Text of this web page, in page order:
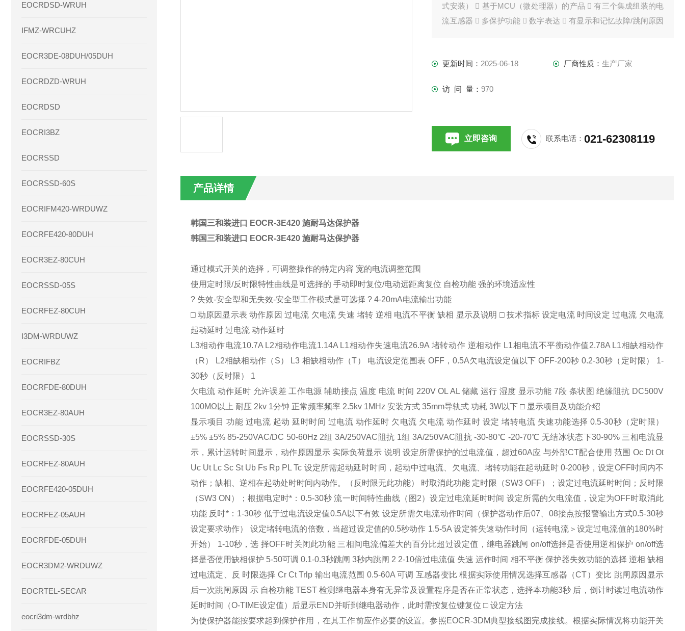
EOCRDSD-WRUH
IFMZ-WRCUHZ
EOCR3DE-08DUH/05DUH
EOCRDZD-WRUH
EOCRDSD
EOCRI3BZ
EOCRSSD
EOCRSSD-60S
EOCRIFM420-WRDUWZ
EOCRFE420-80DUH
EOCR3EZ-80CUH
EOCRSSD-05S
EOCRFEZ-80CUH
I3DM-WRDUWZ
EOCRIFBZ
EOCRFDE-80DUH
EOCR3EZ-80AUH
EOCRSSD-30S
EOCRFEZ-80AUH
EOCRFE420-05DUH
EOCRFEZ-05AUH
EOCRFDE-05DUH
EOCR3DM2-WRDUWZ
EOCRTEL-SECAR
eocri3dm-wrdbhz
式安装）  基于MCU（微处理器）的产品  有三个集成组装的电
流互感器  多保护功能  数字表达  有显示和记忆故障/跳闸原因
更新时间： 2025-06-18 厂商性质： 生产厂家
访 问 量：970
立即咨询 联系电话：021-62308119
产品详情
韩国三和装进口 EOCR-3E420 施耐马达保护器
韩国三和装进口 EOCR-3E420 施耐马达保护器
通过模式开关的选择，可调整操作的特定内容 宽的电流调整范围
使用定时限/反时限特性曲线是可选择的 手动即时复位/电动远距离复位 自检功能 强的环境适应性
? 失效-安全型和无失效-安全型工作模式是可选择 ? 4-20mA电流输出功能
□ 动原因显示表 动作原因 过电流 欠电流 失速 堵转 逆相 电流不平衡 缺相 显示及说明 □ 技术指标 设定电流 时间设定 过电流 欠电流
起动延时 过电流 动作延时
L3相动作电流10.7A L2相动作电流1.14A L1相动作失速电流26.9A 堵转动作 逆相动作 L1相电流不平衡动作值2.78A L1相缺相动作
（R） L2相缺相动作（S） L3 相缺相动作（T） 电流设定范围表 OFF，0.5A欠电流设定值以下 OFF-200秒 0.2-30秒（定时限） 1-
30秒（反时限） 1
欠电流 动作延时 允许误差 工作电源 辅助接点 温度 电流 时间 220V OL AL 储藏 运行 湿度 显示功能 7段 条状图 绝缘阻抗 DC500V
100MΩ以上 耐压 2kv 1分钟 正常频率频率 2.5kv 1MHz 安装方式 35mm导轨式 功耗 3W以下 □ 显示项目及功能介绍
显示项目 功能 过电流 起动 延时时间 过电流 动作延时 欠电流 欠电流 动作延时 设定 堵转电流 失速功能选择 0.5-30秒（定时限）
±5% ±5% 85-250VAC/DC 50-60Hz 2组 3A/250VAC阻抗 1组 3A/250VAC阻抗 -30-80℃ -20-70℃ 无结冰状态下30-90% 三相电流显
示，累计运转时间显示，动作原因显示 实际负荷显示 说明 设定所需保护的过电流值，超过60A应 与外部CT配合使用 范围 Oc Dt Ot
Uc Ut Lc Sc St Ub Fs Rp PL Tc 设定所需起动延时时间，起动中过电流、欠电流、堵转功能在起动延时 0-200秒，设定OFF时间内不
动作；缺相、逆相在起动处时时间内动作。（反时限无此功能） 时取消此功能 定时限（SW3 OFF）；设定过电流延时时间；反时限
（SW3 ON）；根据电定时*：0.5-30秒 流一时间特性曲线（图2）设定过电流延时时间 设定所需的欠电流值，设定为OFF时取消此
功能 反时*：1-30秒 低于过电流设定值0.5A以下有效 设定所需欠电流动作时间（保护器动作后07、08接点按报警输出方式0.5-30秒
设定要求动作） 设定堵转电流的倍数，当超过设定值的0.5秒动作 1.5-5A 设定答失速动作时间（运转电流＞设定过电流值的180%时
开始） 1-10秒，选 择OFF时关闭此功能 三相间电流偏差大的百分比超过设定值，继电器跳闸 on/off选择是否使用逆相保护 on/off选
择是否使用缺相保护 5-50可调 0.1-0.3秒跳闸 3秒内跳闸 2 2-10倍过电流值 失速 运作时间 相不平衡 保护器失效功能的选择 逆相 缺相
过电流定、反 时限选择 Cr Ct Trlp 输出电流范围 0.5-60A 可调 互感器变比 根据实际使用情况选择互感器（CT）变比 跳闸原因显示
后一次跳闸原因 示 自检功能 TEST 检测继电器本身有无异常及设置程序是否在正常状态，选择本功能3秒 后，倒计时读过电流动作
延时时间（O-TIME设定值）后显示END并听到继电器动作，此时需按复位键复位 □ 设定方法
为使保护器能按要求起到保护作用，在其工作前应作必要的设置。参照EOCR-3DM典型接线图完成接线。根据实际情况将功能开关